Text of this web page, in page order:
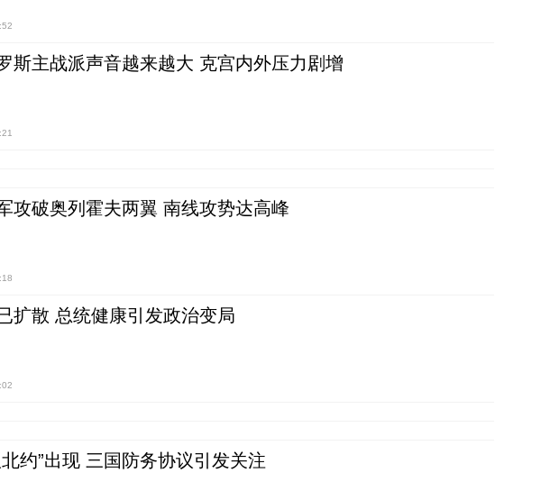
斯主战派声音越来越大 克宫内外压力剧增
攻破奥列霍夫两翼 南线攻势达高峰
扩散 总统健康引发政治变局
约”出现 三国防务协议引发关注